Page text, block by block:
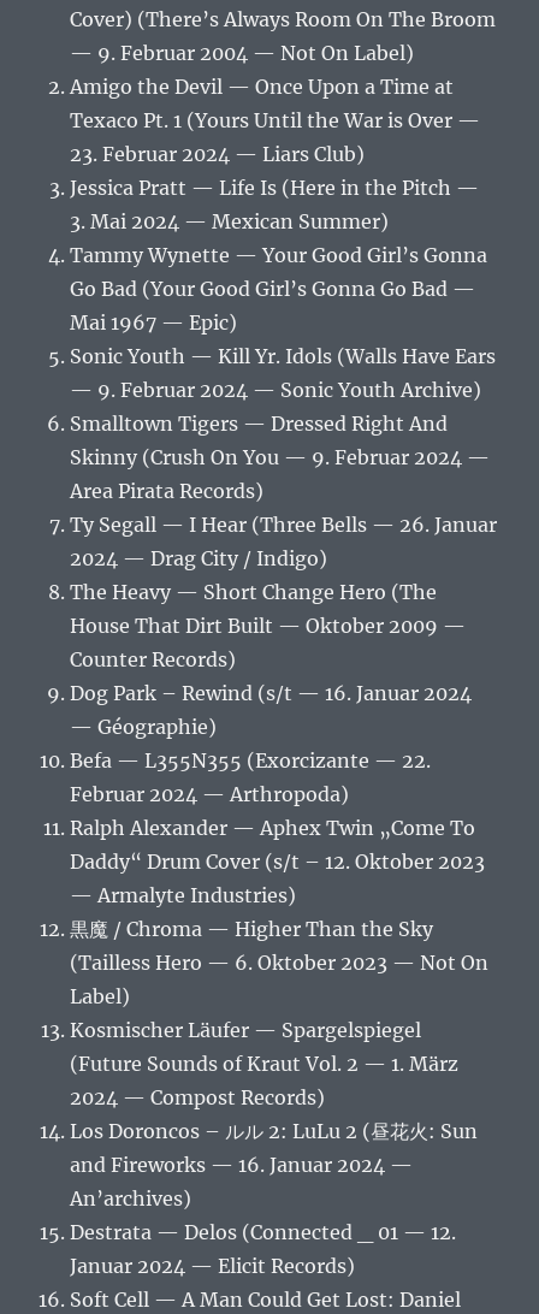
Cover) (There’s Always Room On The Broom
— 9. Februar 2004 — Not On Label)
Amigo the Devil — Once Upon a Time at
Texaco Pt. 1 (Yours Until the War is Over —
23. Februar 2024 — Liars Club)
Jessica Pratt — Life Is (Here in the Pitch —
3. Mai 2024 — Mexican Summer)
Tammy Wynette — Your Good Girl’s Gonna
Go Bad (Your Good Girl’s Gonna Go Bad —
Mai 1967 — Epic)
Sonic Youth — Kill Yr. Idols (Walls Have Ears
— 9. Februar 2024 — Sonic Youth Archive)
Smalltown Tigers — Dressed Right And
Skinny (Crush On You — 9. Februar 2024 —
Area Pirata Records)
Ty Segall — I Hear (Three Bells — 26. Januar
2024 — Drag City / Indigo)
The Heavy — Short Change Hero (The
House That Dirt Built — Oktober 2009 —
Counter Records)
Dog Park – Rewind (s/t — 16. Januar 2024
— Géographie)
Befa — L355N355 (Exorcizante — 22.
Februar 2024 — Arthropoda)
Ralph Alexander — Aphex Twin „Come To
Daddy“ Drum Cover (s/t – 12. Oktober 2023
— Armalyte Industries)
黒魔 / Chroma — Higher Than the Sky
(Tailless Hero — 6. Oktober 2023 — Not On
Label)
Kosmischer Läufer — Spargelspiegel
(Future Sounds of Kraut Vol. 2 — 1. März
2024 — Compost Records)
Los Doroncos – ルル 2: LuLu 2 (昼花火: Sun
and Fireworks — 16. Januar 2024 —
An’archives)
Destrata — Delos (Connected _ 01 — 12.
Januar 2024 — Elicit Records)
Soft Cell — A Man Could Get Lost: Daniel